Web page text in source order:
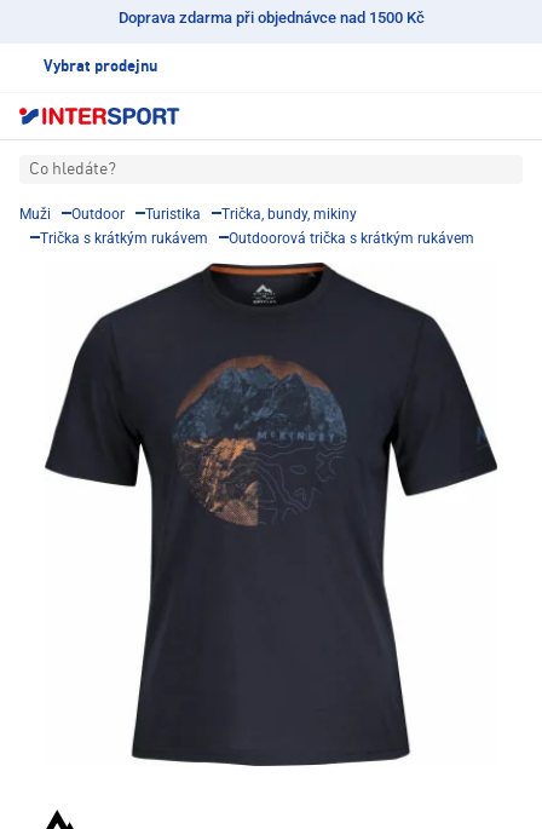
Doprava zdarma při objednávce nad 1500 Kč
Vybrat prodejnu
Co hledáte?
Muži Outdoor Turistika
Trička, bundy, mikiny
Trička s krátkým rukávem
Outdoorová trička s krátkým rukávem